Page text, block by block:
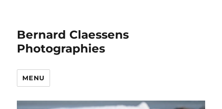
Bernard Claessens
Photographies
MENU